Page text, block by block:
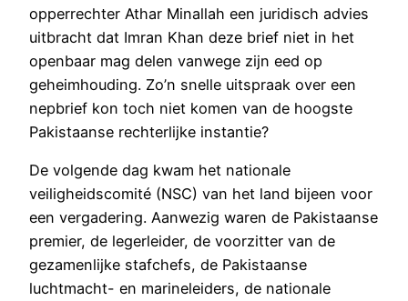
opperrechter Athar Minallah een juridisch advies
uitbracht dat Imran Khan deze brief niet in het
openbaar mag delen vanwege zijn eed op
geheimhouding. Zo’n snelle uitspraak over een
nepbrief kon toch niet komen van de hoogste
Pakistaanse rechterlijke instantie?
De volgende dag kwam het nationale
veiligheidscomité (NSC) van het land bijeen voor
een vergadering. Aanwezig waren de Pakistaanse
premier, de legerleider, de voorzitter van de
gezamenlijke stafchefs, de Pakistaanse
luchtmacht- en marineleiders, de nationale